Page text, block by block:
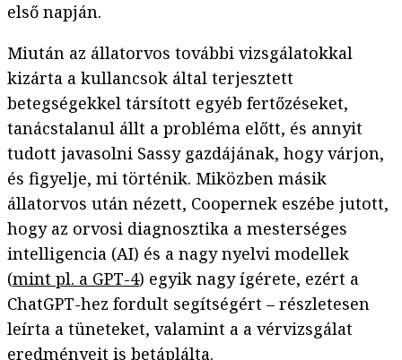
első napján.
Miután az állatorvos további vizsgálatokkal
kizárta a kullancsok által terjesztett
betegségekkel társított egyéb fertőzéseket,
tanácstalanul állt a probléma előtt, és annyit
tudott javasolni Sassy gazdájának, hogy várjon,
és figyelje, mi történik. Miközben másik
állatorvos után nézett, Coopernek eszébe jutott,
hogy az orvosi diagnosztika a mesterséges
intelligencia (AI) és a nagy nyelvi modellek
(mint pl. a GPT-4) egyik nagy ígérete, ezért a
ChatGPT-hez fordult segítségért – részletesen
leírta a tüneteket, valamint a a vérvizsgálat
eredményeit is betáplálta.